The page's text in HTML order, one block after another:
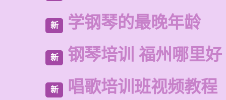
新 学钢琴的最晚年龄
新 钢琴培训 福州哪里好
新 唱歌培训班视频教程